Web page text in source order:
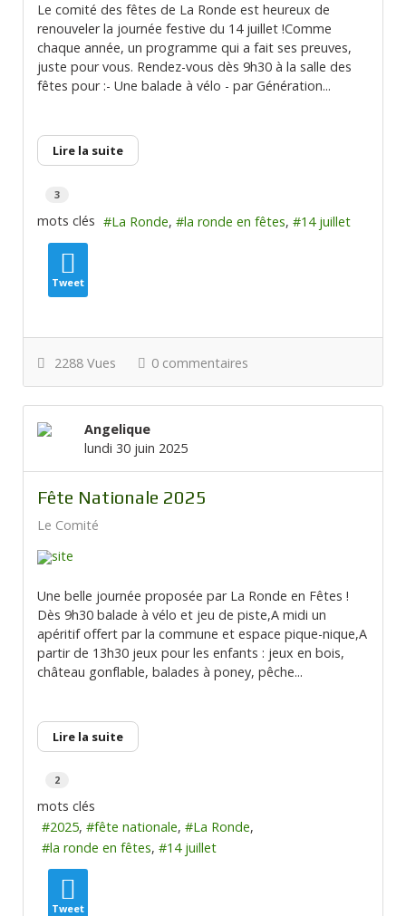
Le comité des fêtes de La Ronde est heureux de
renouveler la journée festive du 14 juillet !Comme
chaque année, un programme qui a fait ses preuves,
juste pour vous. Rendez-vous dès 9h30 à la salle des
fêtes pour :- Une balade à vélo - par Génération...
Lire la suite
3
mots clés La Ronde la ronde en fêtes 14 juillet
Tweet
2288 Vues 0 commentaires
Angelique
lundi 30 juin 2025
Fête Nationale 2025
Le Comité
Une belle journée proposée par La Ronde en Fêtes !
Dès 9h30 balade à vélo et jeu de piste,A midi un
apéritif offert par la commune et espace pique-nique,A
partir de 13h30 jeux pour les enfants : jeux en bois,
château gonflable, balades à poney, pêche...
Lire la suite
2
mots clés
2025
fête nationale
La Ronde
la ronde en fêtes
14 juillet
Tweet